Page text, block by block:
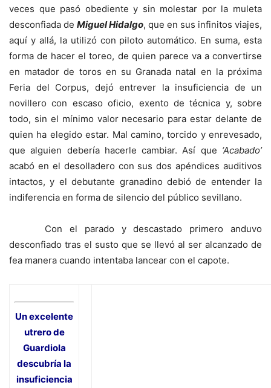
veces que pasó obediente y sin molestar por la muleta
desconfiada de Miguel Hidalgo, que en sus infinitos viajes,
aquí y allá, la utilizó con piloto automático. En suma, esta
forma de hacer el toreo, de quien parece va a convertirse
en matador de toros en su Granada natal en la próxima
Feria del Corpus, dejó entrever la insuficiencia de un
novillero con escaso oficio, exento de técnica y, sobre
todo, sin el mínimo valor necesario para estar delante de
quien ha elegido estar. Mal camino, torcido y enrevesado,
que alguien debería hacerle cambiar. Así que ‘Acabado’
acabó en el desolladero con sus dos apéndices auditivos
intactos, y el debutante granadino debió de entender la
indiferencia en forma de silencio del público sevillano.
Con el parado y descastado primero anduvo
desconfiado tras el susto que se llevó al ser alcanzado de
fea manera cuando intentaba lancear con el capote.
Un excelente
utrero de
Guardiola
descubría la
insuficiencia